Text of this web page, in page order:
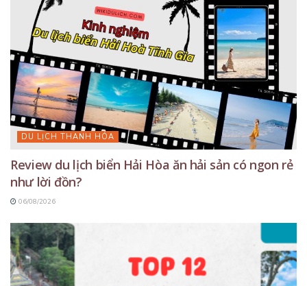
DU LỊCH THANH HÓA
Review du lịch biển Hải Hòa ăn hải sản có ngon rẻ
như lời đồn?
06/08/2026